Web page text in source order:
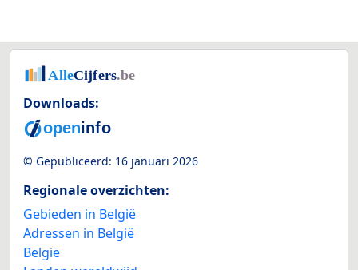
Downloads:
© Gepubliceerd: 16 januari 2026
Regionale overzichten:
Gebieden in België
Adressen in België
België